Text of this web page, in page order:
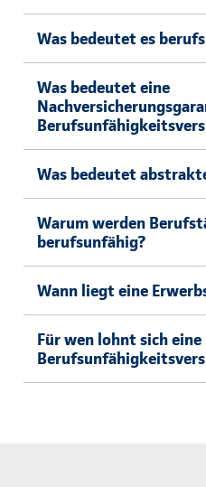
Was bedeutet es
Was bedeutet eine
Was bedeutet
Warum werden
berufsunfähig?
Wann liegt eine
Für wen lohnt sich eine